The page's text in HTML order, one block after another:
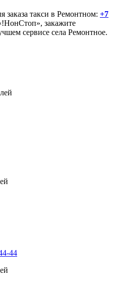
заказа такси в Ремонтном: +7
закажите
сервисе села Ремонтное.
44